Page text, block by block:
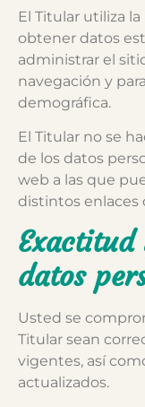
El Titular utiliza
obtener datos
administrar el
navegación y
demográfica.
El Titular no se
de los datos
web a las que
distintos enlaces
datos
Usted se
Titular sean
vigentes, así
actualizados.